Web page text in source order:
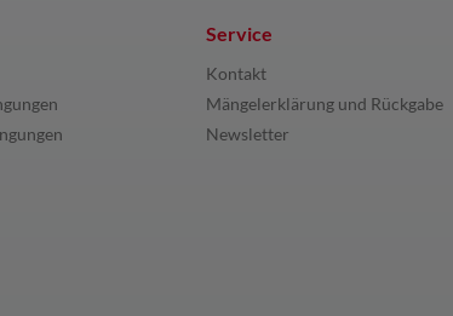
Service
Kontakt
Mängelerklärung und Rückgabe
Newsletter